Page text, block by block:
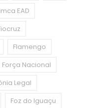
EAD
Flamengo
Força Nacional
Legal
Foz do Iguaçu